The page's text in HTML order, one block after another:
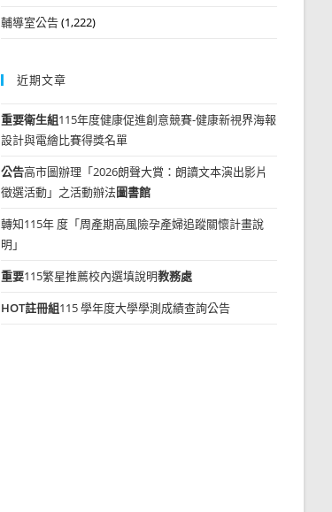
輔導室公告(1,222)
近期文章
重要衛生組115年度健康促進創意競賽-健康新視界海報
設計與電繪比賽得獎名單
公告高市圖辦理「2026朗聲大賞：朗讀文本演出影片
徵選活動」之活動辦法圖書館
轉知115年 度「周產期高風險孕產婦追蹤關懷計畫說
明」
重要115繁星推薦校內選填說明教務處
HOT註冊組115 學年度大學學測成績查詢公告